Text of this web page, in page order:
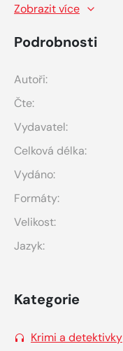
Zobrazit více
Podrobnosti
Autoři:
Čte:
Vydavatel:
Celková délka:
Vydáno:
Formáty:
Velikost:
Jazyk:
Kategorie
Krimi a detektivky